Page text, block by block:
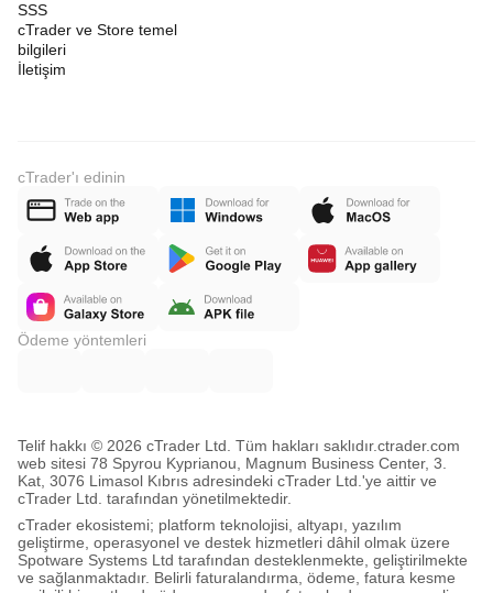
SSS
cTrader ve Store temel
bilgileri
İletişim
cTrader'ı edinin
Ödeme yöntemleri
Telif hakkı © 2026 cTrader Ltd. Tüm hakları saklıdır.ctrader.com
web sitesi 78 Spyrou Kyprianou, Magnum Business Center, 3.
Kat, 3076 Limasol Kıbrıs adresindeki cTrader Ltd.'ye aittir ve
cTrader Ltd. tarafından yönetilmektedir.
cTrader ekosistemi; platform teknolojisi, altyapı, yazılım
geliştirme, operasyonel ve destek hizmetleri dâhil olmak üzere
Spotware Systems Ltd tarafından desteklenmekte, geliştirilmekte
ve sağlanmaktadır. Belirli faturalandırma, ödeme, fatura kesme